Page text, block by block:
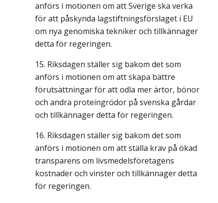
anförs i motionen om att Sverige ska verka
för att påskynda lagstiftningsförslaget i EU
om nya genomiska tekniker och tillkännager
detta för regeringen.
Riksdagen ställer sig bakom det som
anförs i motionen om att skapa bättre
förutsättningar för att odla mer ärtor, bönor
och andra proteingrödor på svenska gårdar
och tillkännager detta för regeringen.
Riksdagen ställer sig bakom det som
anförs i motionen om att ställa krav på ökad
transparens om livsmedelsföretagens
kostnader och vinster och tillkännager detta
för regeringen.